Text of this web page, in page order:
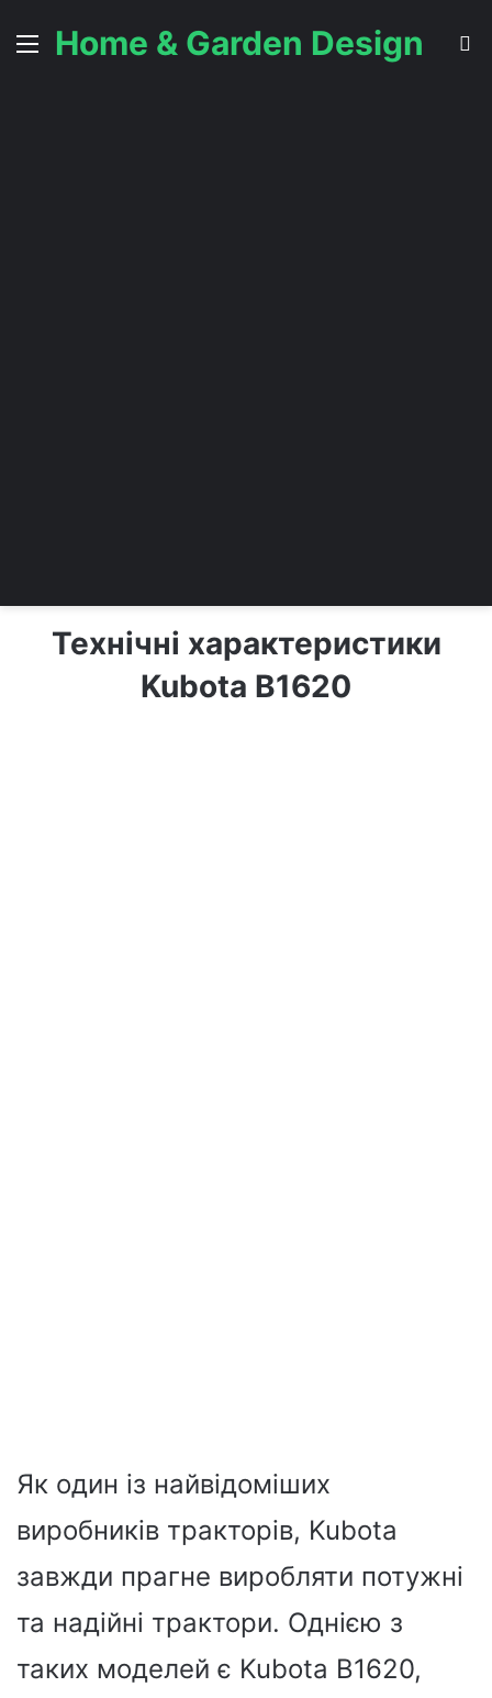
Menu
Home & Garden Design
Технічні характеристики
Kubota B1620
Як один із найвідоміших
виробників тракторів, Kubota
завжди прагне виробляти потужні
та надійні трактори. Однією з
таких моделей є Kubota B1620,